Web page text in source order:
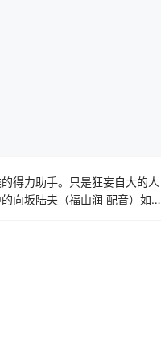
得力助手。只是狂妄自大的人
向坂陆夫（福山润 配音）如很
请好友真崎正树（野岛健儿 配
我”状况愈加明显的情况，以